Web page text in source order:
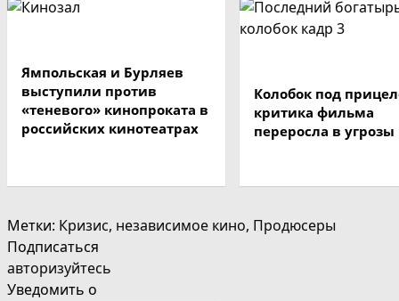
Ямпольская и Бурляев
выступили против
«теневого» кинопроката в
российских кинотеатрах
Колобок под
критика фильма
переросла в угрозы
Метки: Кризис, независимое кино, Продюсеры
Подписаться
авторизуйтесь
Уведомить о